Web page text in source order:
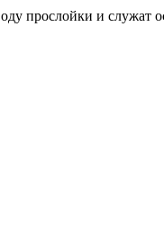
прослойки и служат